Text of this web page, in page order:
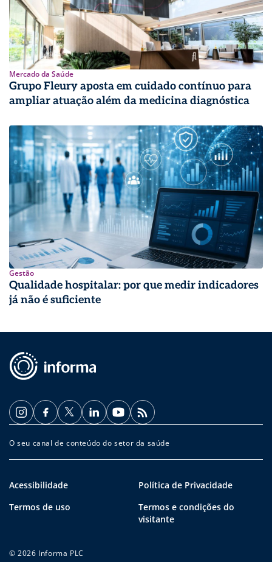
Mercado da Saúde
Grupo Fleury aposta em cuidado contínuo para
ampliar atuação além da medicina diagnóstica
Gestão
Qualidade hospitalar: por que medir indicadores
já não é suficiente
O seu canal de conteúdo do setor da saúde
Acessibilidade
Política de Privacidade
Termos de uso
Termos e condições do
visitante
© 2026 Informa PLC